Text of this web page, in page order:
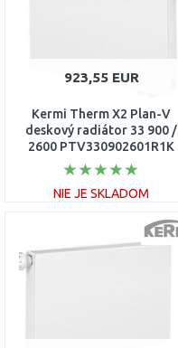
923,55 EUR
Kermi Therm X2 Plan-V
deskový radiátor 33 900 /
2600 PTV330902601R1K
NIE JE SKLADOM
DO KOŠÍKA